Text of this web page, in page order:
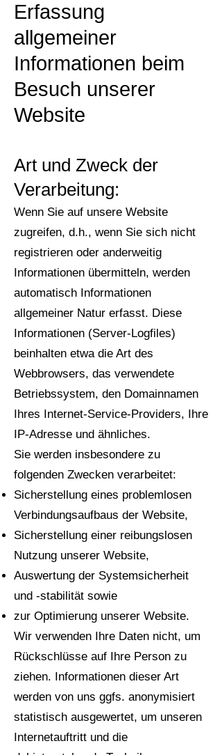
Erfassung
allgemeiner
Informationen beim
Besuch unserer
Website
Art und Zweck der
Verarbeitung:
Wenn Sie auf unsere Website
zugreifen, d.h., wenn Sie sich nicht
registrieren oder anderweitig
Informationen übermitteln, werden
automatisch Informationen
allgemeiner Natur erfasst. Diese
Informationen (Server-Logfiles)
beinhalten etwa die Art des
Webbrowsers, das verwendete
Betriebssystem, den Domainnamen
Ihres Internet-Service-Providers, Ihre
IP-Adresse und ähnliches.
Sie werden insbesondere zu
folgenden Zwecken verarbeitet:
Sicherstellung eines problemlosen
Verbindungsaufbaus der Website,
Sicherstellung einer reibungslosen
Nutzung unserer Website,
Auswertung der Systemsicherheit
und -stabilität sowie
zur Optimierung unserer Website.
Wir verwenden Ihre Daten nicht, um
Rückschlüsse auf Ihre Person zu
ziehen. Informationen dieser Art
werden von uns ggfs. anonymisiert
statistisch ausgewertet, um unseren
Internetauftritt und die